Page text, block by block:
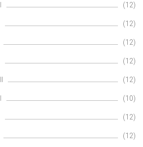
(12)
(12)
(12)
(12)
(12)
(10)
(12)
(12)